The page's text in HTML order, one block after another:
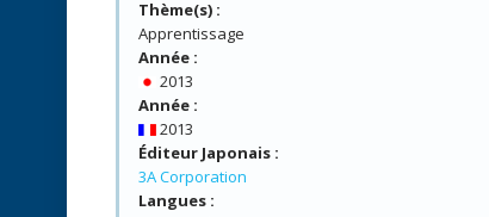
Thème(s) :
Apprentissage
Année :
2013
Année :
2013
Éditeur Japonais :
3A Corporation
Langues :